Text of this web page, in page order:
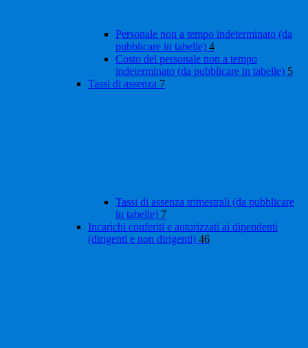
Personale non a tempo indeterminato (da
pubblicare in tabelle) 4
Costo del personale non a tempo
indeterminato (da pubblicare in tabelle) 5
Tassi di assenza 7
Tassi di assenza trimestrali (da pubblicare
in tabelle) 7
Incarichi conferiti e autorizzati ai dipendenti
(dirigenti e non dirigenti) 46